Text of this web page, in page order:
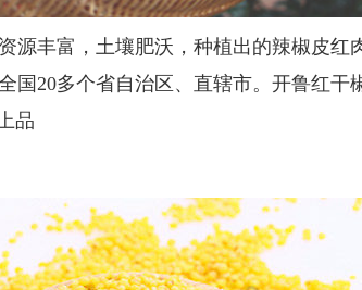
丰富，土壤肥沃，种植出的辣椒皮红
国20多个省自治区、直辖市。开鲁红干
品